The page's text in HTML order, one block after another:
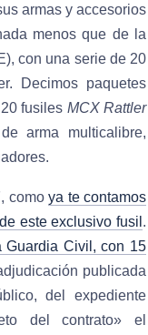
armas y accesorios
menos que de la
con una serie de 20
Decimos paquetes
fusiles MCX Rattler
arma multicalibre,
comoya te contamos
este exclusivo fusil .
Guardia Civil, con 15
publicada
del expediente
del contrato» el